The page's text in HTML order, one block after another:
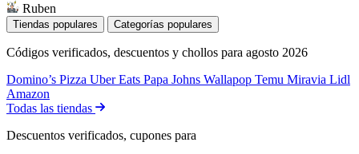
Ruben
Tiendas populares Categorías populares
Códigos verificados, descuentos y chollos para agosto 2026
Domino’s Pizza Uber Eats Papa Johns Wallapop Temu Miravia Lidl
Amazon
Todas las tiendas
Descuentos verificados, cupones para